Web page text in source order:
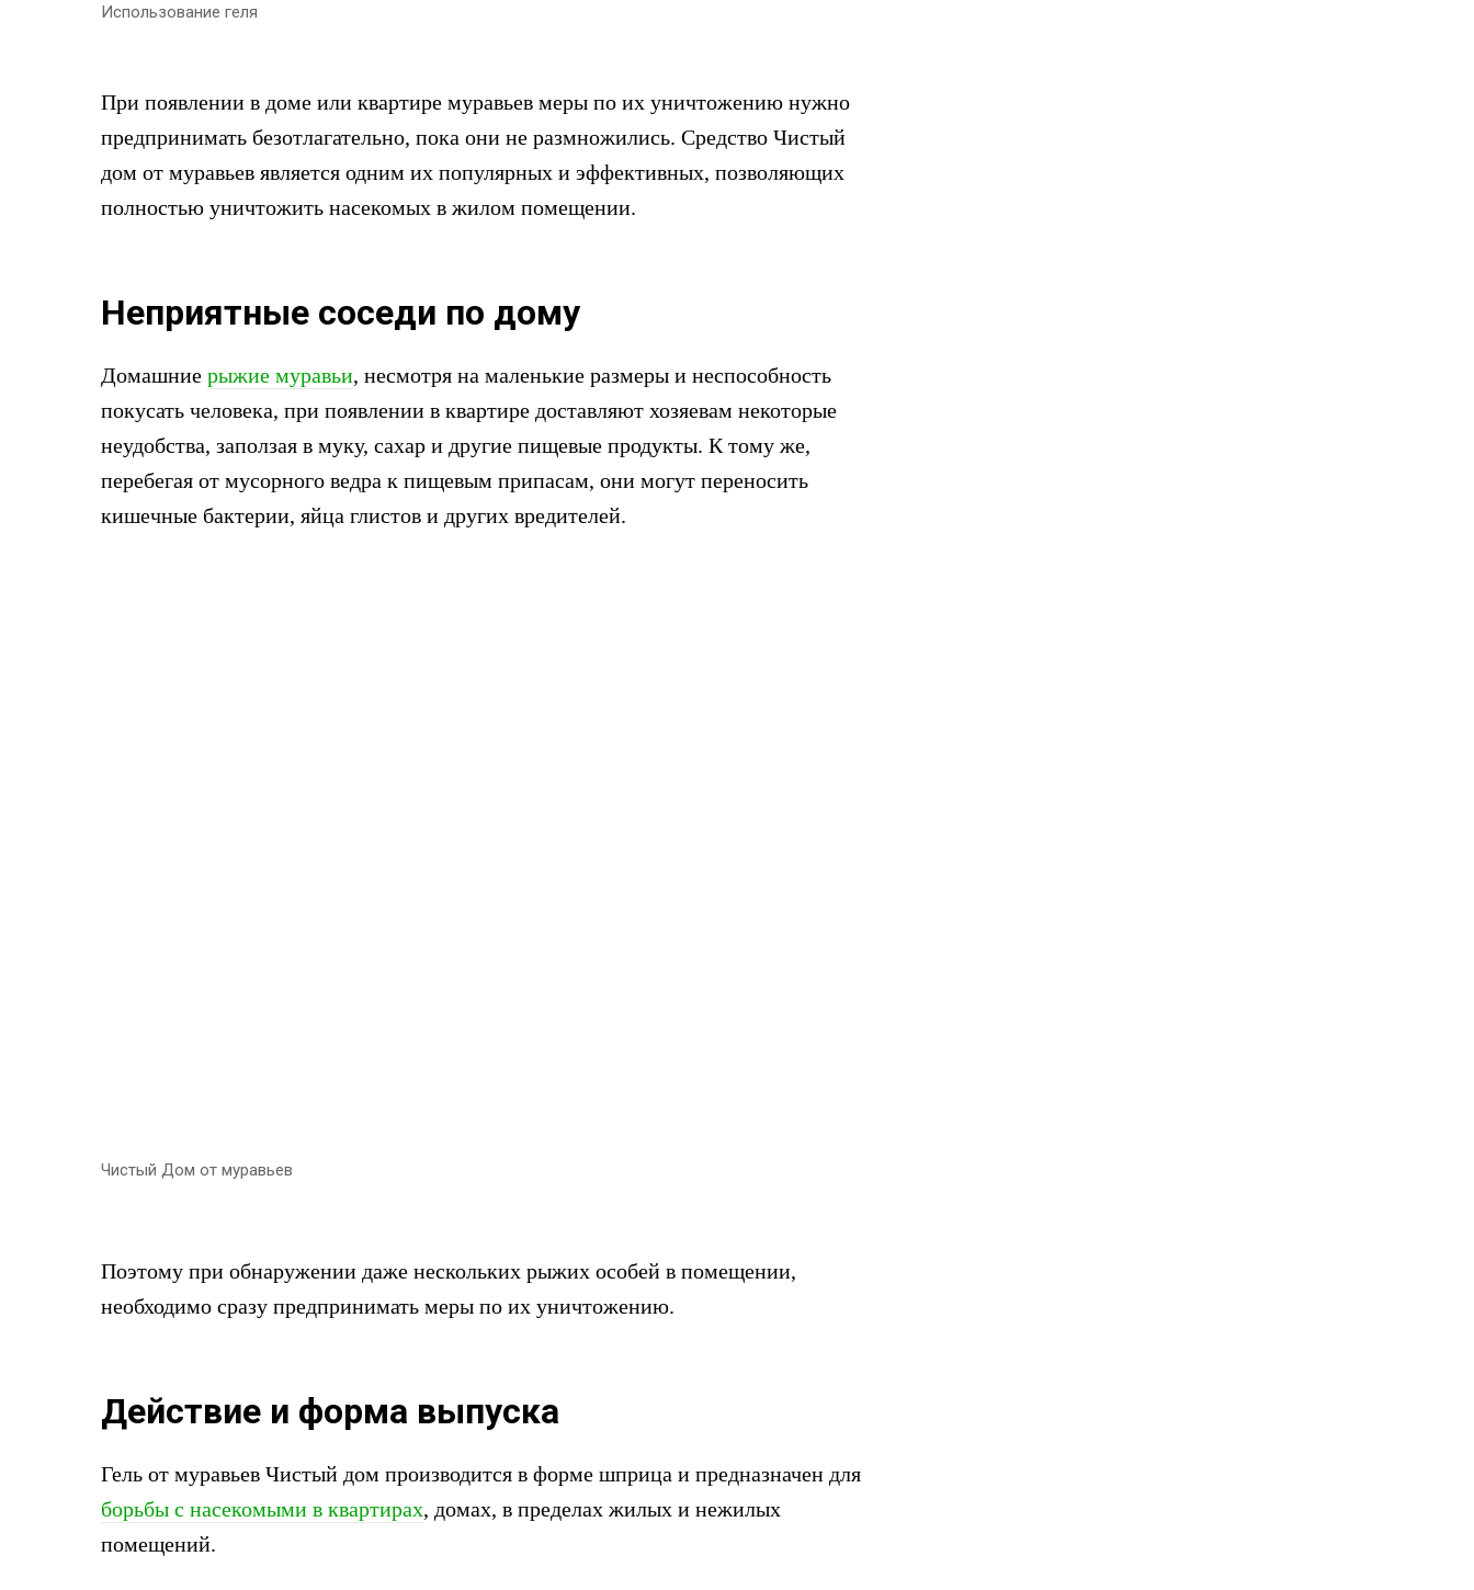
Использование геля
При появлении в доме или квартире муравьев меры по их уничтожению нужно
предпринимать безотлагательно, пока они не размножились. Средство Чистый
дом от муравьев является одним их популярных и эффективных, позволяющих
полностью уничтожить насекомых в жилом помещении.
Неприятные соседи по дому
Домашние рыжие муравьи, несмотря на маленькие размеры и неспособность
покусать человека, при появлении в квартире доставляют хозяевам некоторые
неудобства, заползая в муку, сахар и другие пищевые продукты. К тому же,
перебегая от мусорного ведра к пищевым припасам, они могут переносить
кишечные бактерии, яйца глистов и других вредителей.
Чистый Дом от муравьев
Поэтому при обнаружении даже нескольких рыжих особей в помещении,
необходимо сразу предпринимать меры по их уничтожению.
Действие и форма выпуска
Гель от муравьев Чистый дом производится в форме шприца и предназначен для
борьбы с насекомыми в квартирах, домах, в пределах жилых и нежилых
помещений.